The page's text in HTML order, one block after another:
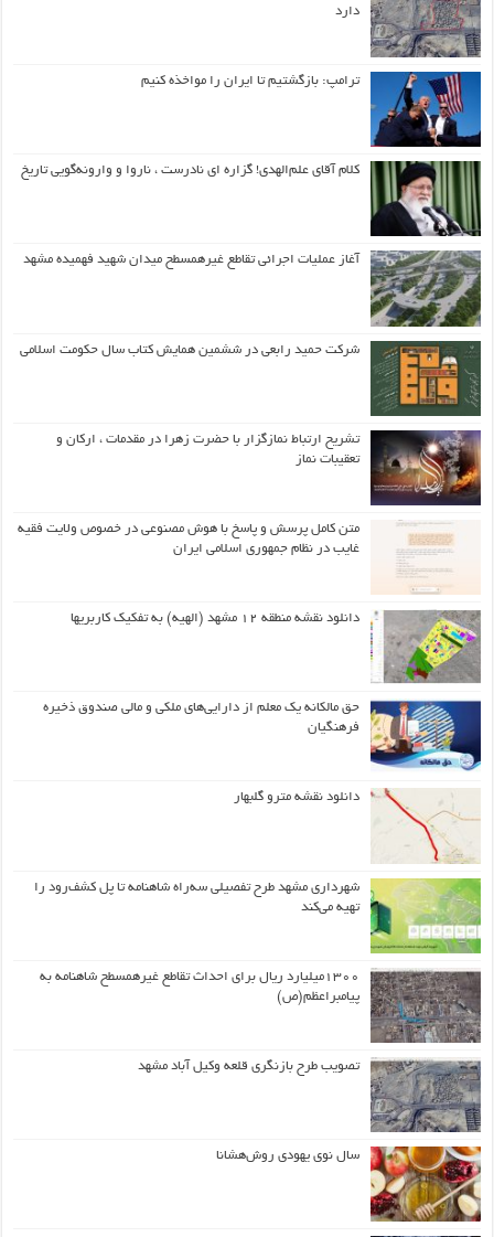
دارد
ترامپ: بازگشتیم تا ایران را مواخذه کنیم
کلام آقای علم‌الهدی! گزاره ای نادرست ، ناروا و وارونه‌گویی تاریخ
آغاز عملیات اجرائی تقاطع غیرهمسطح میدان شهید فهمیده مشهد
شرکت حمید رابعی در ششمین همایش کتاب سال حکومت اسلامی
تشریح ارتباط نمازگزار با حضرت زهرا در مقدمات ، ارکان و
تعقیبات نماز
متن کامل پرسش و پاسخ با هوش مصنوعی در خصوص ولایت فقیه
غایب در نظام جمهوری اسلامی ایران
دانلود نقشه منطقه ۱۲ مشهد (الهیه) به تفکیک کاربریها
حق مالکانه یک معلم از دارایی‌های ملکی و مالی صندوق ذخیره
فرهنگیان
دانلود نقشه مترو گلبهار
شهرداری مشهد طرح تفصیلی سه‌راه شاهنامه تا پل کشف‌رود را
تهیه می‌کند
۱۳۰۰میلیارد ریال برای احداث تقاطع غیرهمسطح شاهنامه به
پیامبراعظم(ص)
تصویب طرح بازنگری قلعه وکیل آباد مشهد
سال نوی یهودی روش‌هشانا